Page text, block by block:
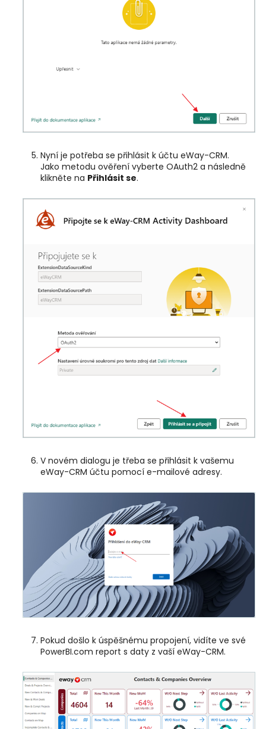
Nyní je potřeba se přihlásit k účtu eWay-CRM.
Jako metodu ověření vyberte OAuth2 a následně
klikněte na Přihlásit se.
V novém dialogu je třeba se přihlásit k vašemu
eWay-CRM účtu pomocí e-mailové adresy.
Pokud došlo k úspěšnému propojení, vidíte ve své
PowerBI.com report s daty z vaší eWay-CRM.